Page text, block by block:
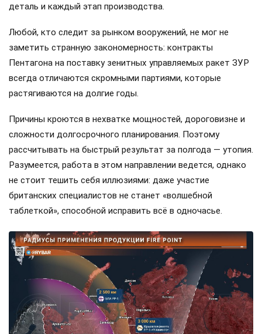
деталь и каждый этап производства.
Любой, кто следит за рынком вооружений, не мог не
заметить странную закономерность: контракты
Пентагона на поставку зенитных управляемых ракет ЗУР
всегда отличаются скромными партиями, которые
растягиваются на долгие годы.
Причины кроются в нехватке мощностей, дороговизне и
сложности долгосрочного планирования. Поэтому
рассчитывать на быстрый результат за полгода — утопия.
Разумеется, работа в этом направлении ведется, однако
не стоит тешить себя иллюзиями: даже участие
британских специалистов не станет «волшебной
таблеткой», способной исправить всё в одночасье.